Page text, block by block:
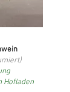
Hofladen